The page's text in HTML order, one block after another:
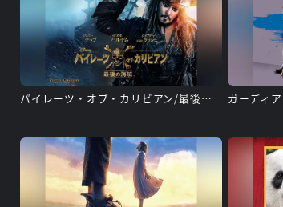
パイレーツ・オブ・カリビアン/最後の海賊